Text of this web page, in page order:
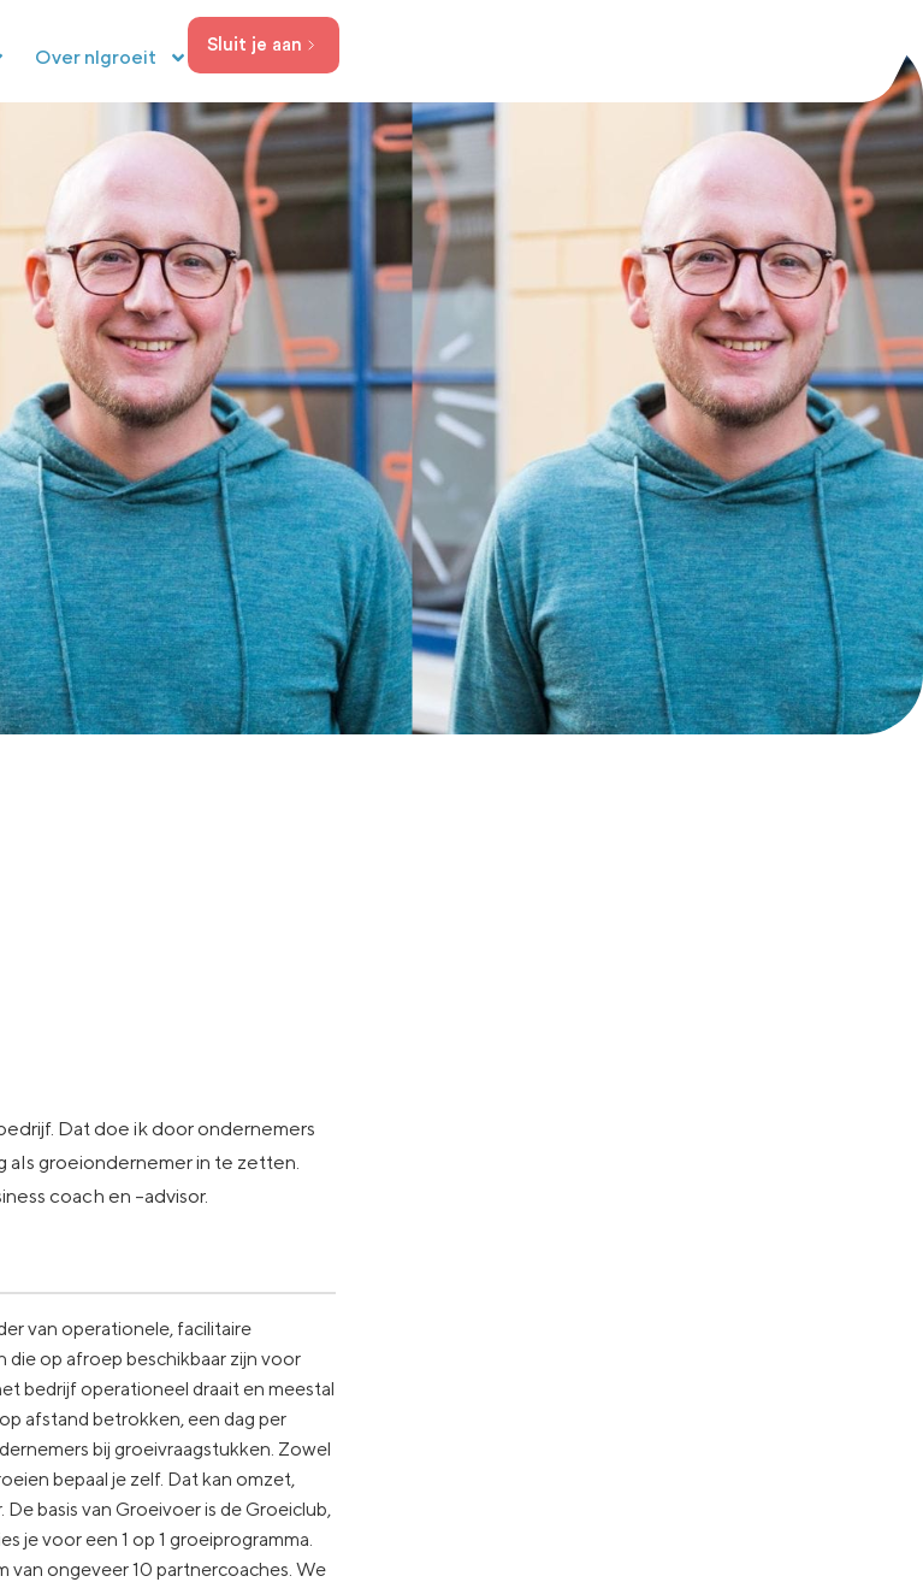
Over nlgroeit
Sluit je aan
Dat doe ik door ondernemers
als groeiondernemer in te zetten.
coach en -advisor.
van operationele, facilitaire
die op afroep beschikbaar zijn voor
bedrijf operationeel draait en meestal
afstand betrokken, een dag per
bij groeivraagstukken. Zowel
bepaal je zelf. Dat kan omzet,
basis van Groeivoer is de Groeiclub,
je voor een 1 op 1 groeiprogramma.
van ongeveer 10 partnercoaches. We